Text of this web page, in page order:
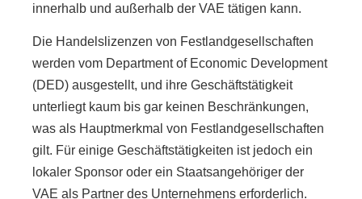
innerhalb und außerhalb der VAE tätigen kann.
Die Handelslizenzen von Festlandgesellschaften
werden vom Department of Economic Development
(DED) ausgestellt, und ihre Geschäftstätigkeit
unterliegt kaum bis gar keinen Beschränkungen,
was als Hauptmerkmal von Festlandgesellschaften
gilt. Für einige Geschäftstätigkeiten ist jedoch ein
lokaler Sponsor oder ein Staatsangehöriger der
VAE als Partner des Unternehmens erforderlich.